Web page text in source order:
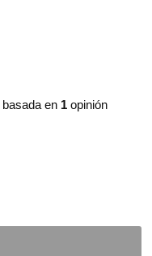
basada en 1 opinión